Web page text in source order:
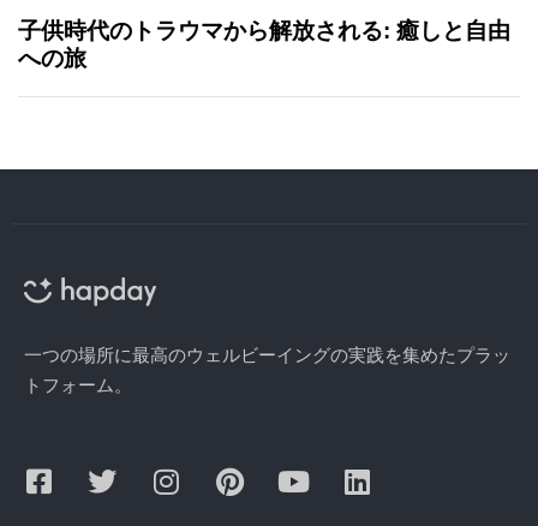
子供時代のトラウマから解放される: 癒しと自由
への旅
一つの場所に最高のウェルビーイングの実践を集めたプラッ
トフォーム。